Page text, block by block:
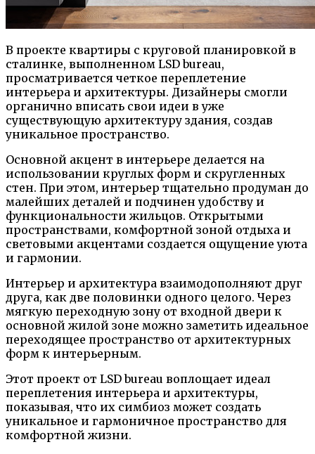
В проекте квартиры с круговой планировкой в
сталинке, выполненном LSD bureau,
просматривается четкое переплетение
интерьера и архитектуры. Дизайнеры смогли
органично вписать свои идеи в уже
существующую архитектуру здания, создав
уникальное пространство.
Основной акцент в интерьере делается на
использовании круглых форм и скругленных
стен. При этом, интерьер тщательно продуман до
малейших деталей и подчинен удобству и
функциональности жильцов. Открытыми
пространствами, комфортной зоной отдыха и
световыми акцентами создается ощущение уюта
и гармонии.
Интерьер и архитектура взаимодополняют друг
друга, как две половинки одного целого. Через
мягкую переходную зону от входной двери к
основной жилой зоне можно заметить идеальное
переходящее пространство от архитектурных
форм к интерьерным.
Этот проект от LSD bureau воплощает идеал
переплетения интерьера и архитектуры,
показывая, что их симбиоз может создать
уникальное и гармоничное пространство для
комфортной жизни.